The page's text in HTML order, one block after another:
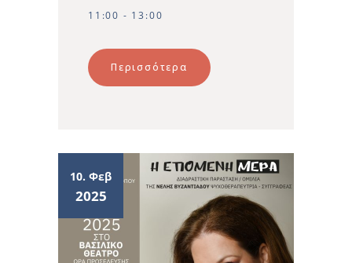
11:00 - 13:00
Περισσότερα
10. Φεβ
2025